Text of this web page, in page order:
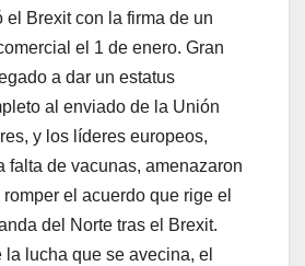
el Brexit con la firma de un
el 1 de enero. Gran
a dar un estatus
al enviado de la Unión
y los líderes europeos,
falta de vacunas, amenazaron
el acuerdo que rige el
del Norte tras el Brexit.
la lucha que se avecina, el